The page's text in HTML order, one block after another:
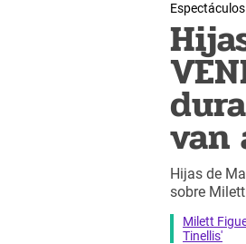
Espectáculos
van
Hijas de
sobre
Milett
Tinellis'